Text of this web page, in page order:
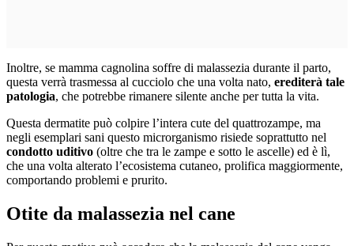
Inoltre, se mamma cagnolina soffre di malassezia durante il parto,
questa verrà trasmessa al cucciolo che una volta nato, erediterà tale
patologia, che potrebbe rimanere silente anche per tutta la vita.
Questa dermatite può colpire l’intera cute del quattrozampe, ma
negli esemplari sani questo microrganismo risiede soprattutto nel
condotto uditivo (oltre che tra le zampe e sotto le ascelle) ed è lì,
che una volta alterato l’ecosistema cutaneo, prolifica maggiormente,
comportando problemi e prurito.
Otite da malassezia nel cane